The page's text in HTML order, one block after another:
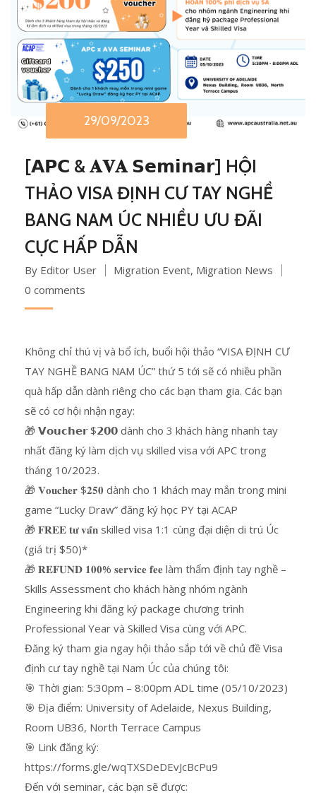
29/09/2023
[𝗔𝗣𝗖 & 𝐀𝐕𝐀 𝗦𝗲𝗺𝗶𝗻𝗮𝗿] HỘI
THẢO VISA ĐỊNH CƯ TAY NGHỀ
BANG NAM ÚC NHIỀU ƯU ĐÃI
CỰC HẤP DẪN
By Editor User Migration Event, Migration News
0 comments
Không chỉ thú vị và bổ ích, buổi hội thảo “VISA ĐỊNH CƯ
TAY NGHỀ BANG NAM ÚC” thứ 5 tới sẽ có nhiều phần
quà hấp dẫn dành riêng cho các bạn tham gia. Các bạn
sẽ có cơ hội nhận ngay:
🎁 𝗩𝗼𝘂𝗰𝗵𝗲𝗿 $𝟮𝟬𝟬 dành cho 3 khách hàng nhanh tay
nhất đăng ký làm dịch vụ skilled visa với APC trong
tháng 10/2023.
🎁 𝐕𝐨𝐮𝐜𝐡𝐞𝐫 $𝟐𝟓𝟎 dành cho 1 khách may mắn trong mini
game “Lucky Draw” đăng ký học PY tại ACAP
🎁 𝐅𝐑𝐄𝐄 𝐭𝐮̛ 𝐯𝐚̂́𝐧 skilled visa 1:1 cùng đại diện di trú Úc
(giá trị $50)*
🎁 𝐑𝐄𝐅𝐔𝐍𝐃 𝟏𝟎𝟎% 𝐬𝐞𝐫𝐯𝐢𝐜𝐞 𝐟𝐞𝐞 làm thẩm định tay nghề –
Skills Assessment cho khách hàng nhóm ngành
Engineering khi đăng ký package chương trình
Professional Year và Skilled Visa cùng với APC.
Đăng ký tham gia ngay hội thảo sắp tới về chủ đề Visa
định cư tay nghề tại Nam Úc của chúng tôi:
🎯 Thời gian: 5:30pm – 8:00pm ADL time (05/10/2023)
🎯 Địa điểm: University of Adelaide, Nexus Building,
Room UB36, North Terrace Campus
🎯 Link đăng ký:
https://forms.gle/wqTXSDeDEvJcBcPu9
Đến với seminar, các bạn sẽ được: